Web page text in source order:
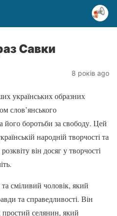
Савки
8 років ago
українських образних
слов’янського
його боротьби за свободу. Цей
народній творчості та
він досяг у творчості
сміливий чоловік, який
та справедливості. Він
простий селянин, який